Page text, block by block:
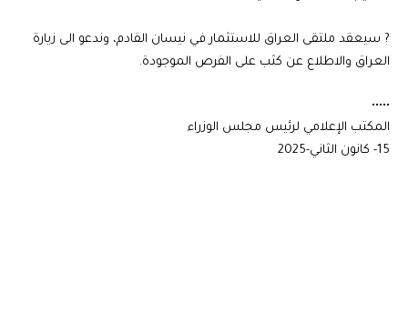
? سيعقد ملتقى العراق للاستثمار في نيسان القادم، وندعو الى زيارة
العراق والاطلاع عن كثب على الفرص الموجودة.
•••••
المكتب الإعلامي لرئيس مجلس الوزراء
15- كانون الثاني-2025